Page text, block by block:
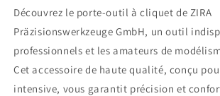
Découvrez le porte-outil à cliquet de ZIRA
Präzisionswerkzeuge GmbH, un outil
professionnels et les amateurs de
Cet accessoire de haute qualité, conçu
intensive, vous garantit précision et